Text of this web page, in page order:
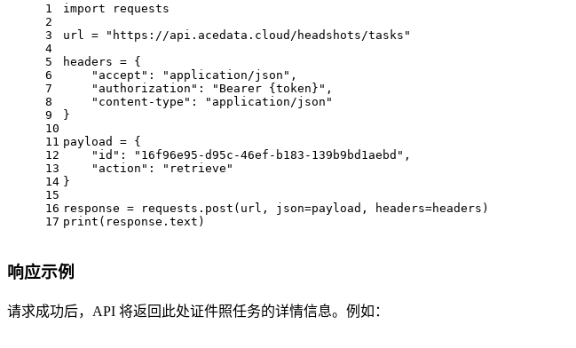
1
2
3
4
5
6
7
8
9
10
11
12
13
14
15
16
17
import requests
url =
"https://api.acedata.cloud/headshots/tasks"
headers = {
"accept" : "application/json" ,
"authorization" : "Bearer {token}" ,
"content-type" :
"application/json"
}
payload = {
"id" : "16f96e95-d95c-46ef-b183-139b9bd1aebd" ,
"action" :
"retrieve"
}
response = requests.post(url, json=payload, headers=headers)
print(response.text)
响应示例
请求成功后，API 将返回此处证件照任务的详情信息。例如：